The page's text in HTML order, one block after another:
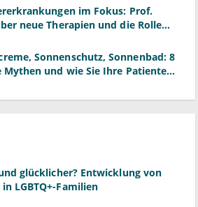
im Fokus: Prof.
neue Therapien und die Rolle
Sonnenschutz, Sonnenbad: 8
Mythen und wie Sie Ihre Patienten
glücklicher? Entwicklung von
LGBTQ+-Familien